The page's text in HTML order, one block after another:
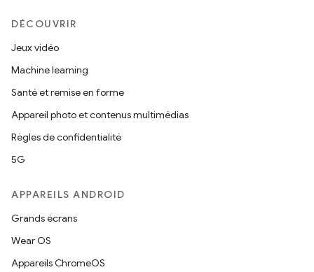
DÉCOUVRIR
Jeux vidéo
Machine learning
Santé et remise en forme
Appareil photo et contenus multimédias
Règles de confidentialité
5G
APPAREILS ANDROID
Grands écrans
Wear OS
Appareils ChromeOS